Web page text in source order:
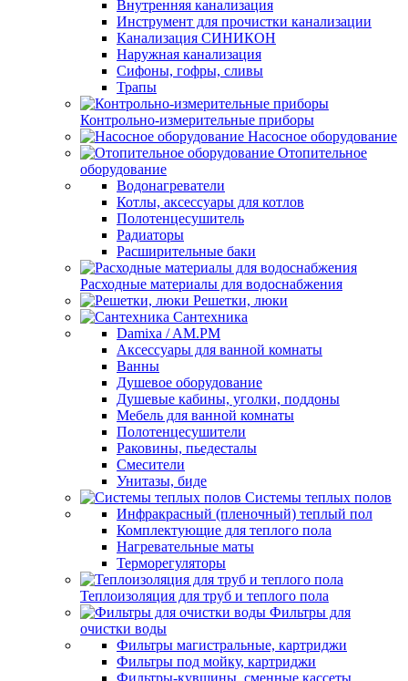
Внутренняя канализация
Инструмент для прочистки канализации
Канализация СИНИКОН
Наружная канализация
Сифоны, гофры, сливы
Трапы
Контрольно-измерительные приборы
Насосное оборудование
Отопительное
оборудование
Водонагреватели
Котлы, аксессуары для котлов
Полотенцесушитель
Радиаторы
Расширительные баки
Расходные материалы для водоснабжения
Решетки, люки
Сантехника
Damixa / AM.PM
Аксессуары для ванной комнаты
Ванны
Душевое оборудование
Душевые кабины, уголки, поддоны
Мебель для ванной комнаты
Полотенцесушители
Раковины, пьедесталы
Смесители
Унитазы, биде
Системы теплых полов
Инфракрасный (пленочный) теплый пол
Комплектующие для теплого пола
Нагревательные маты
Терморегуляторы
Теплоизоляция для труб и теплого пола
Фильтры для
очистки воды
Фильтры магистральные, картриджи
Фильтры под мойку, картриджи
Фильтры-кувшины, сменные кассеты